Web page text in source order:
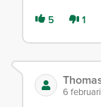
5 1
6